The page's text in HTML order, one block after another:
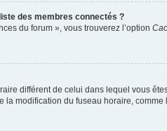
des membres connectés ?
du forum », vous trouverez l’option
différent de celui dans lequel vous
la modification du fuseau horaire,